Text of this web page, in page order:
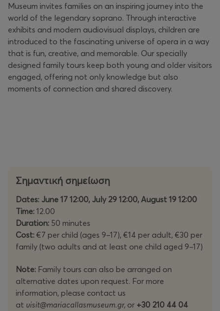
Museum invites families on an inspiring journey into the
world of the legendary soprano. Through interactive
exhibits and modern audiovisual displays, children are
introduced to the fascinating universe of opera in a way
that is fun, creative, and memorable. Our specially
designed family tours keep both young and older visitors
engaged, offering not only knowledge but also
moments of connection and shared discovery.
Σημαντική σημείωση
Dates: June 17 12:00, July 29 12:00, August 19 12:00
Time: 12.00
Duration: 50 minutes
Cost: €7 per child (ages 9–17), €14 per adult, €30 per
family (two adults and at least one child aged 9–17)
Note: Family tours can also be arranged on
alternative dates upon request. For more
information, please contact us
at visit@mariacallasmuseum.gr, or +30 210 44 04